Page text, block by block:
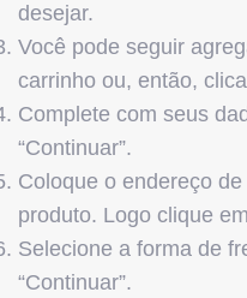
desejar.
Você pode seguir
carrinho ou, então,
Complete com seus
“Continuar”.
Coloque o endereço
produto. Logo clique
Selecione a forma de
“Continuar”.